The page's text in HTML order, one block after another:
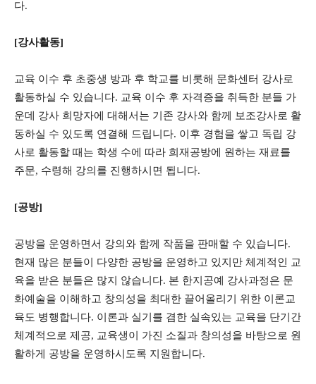
다.
[강사활동]
교육 이수 후 초중생 방과 후 학교를 비롯해 문화센터 강사로
활동하실 수 있습니다. 교육 이수 후 자격증을 취득한 분들 가
운데 강사 희망자에 대해서는 기존 강사와 함께 보조강사로 활
동하실 수 있도록 연결해 드립니다. 이후 경험을 쌓고 독립 강
사로 활동할 때는 학생 수에 따라 희재공방에 원하는 재료를
주문, 수령해 강의를 진행하시면 됩니다.
[공방]
공방을 운영하면서 강의와 함께 작품을 판매할 수 있습니다.
현재 많은 분들이 다양한 공방을 운영하고 있지만 체계적인 교
육을 받은 분들은 많지 않습니다. 본 한지공예 강사과정은 문
화예술을 이해하고 창의성을 최대한 끌어올리기 위한 이론교
육도 병행합니다. 이론과 실기를 겸한 실속있는 교육을 단기간
체계적으로 제공, 교육생이 가진 소질과 창의성을 바탕으로 원
활하게 공방을 운영하시도록 지원합니다.